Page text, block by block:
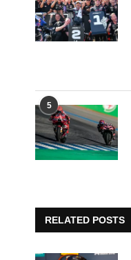
5
RELATED POSTS